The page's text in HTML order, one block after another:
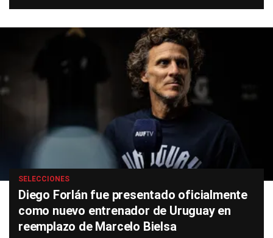
SELECCIONES
Diego Forlán fue presentado oficialmente
como nuevo entrenador de Uruguay en
reemplazo de Marcelo Bielsa